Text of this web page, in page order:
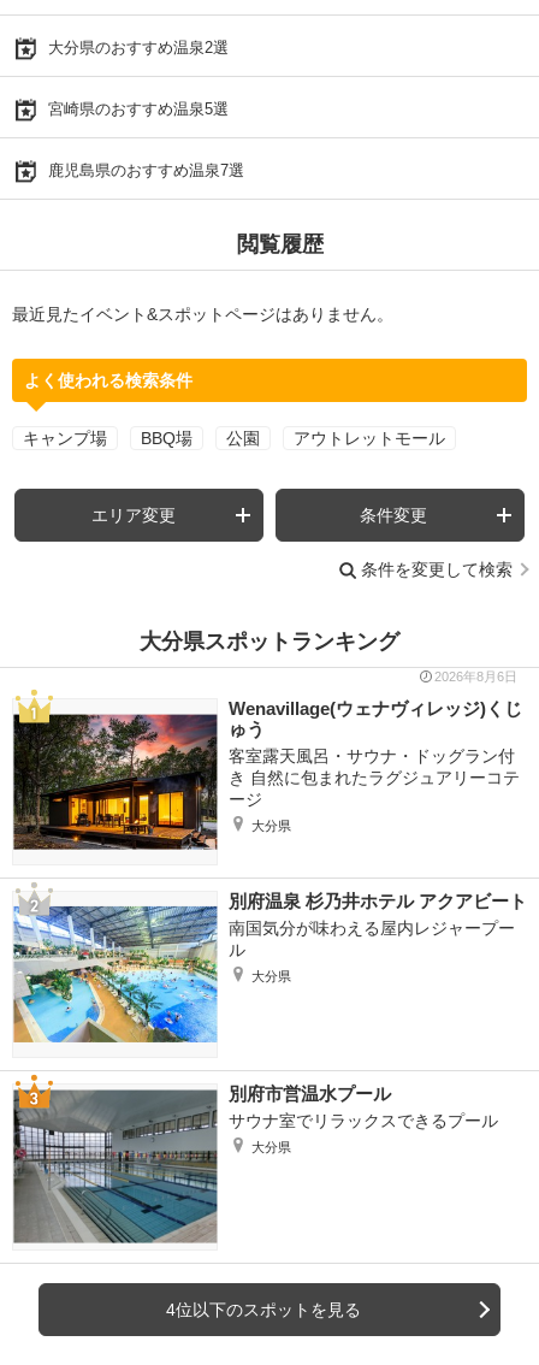
大分県のおすすめ温泉2選
宮崎県のおすすめ温泉5選
鹿児島県のおすすめ温泉7選
閲覧履歴
最近見たイベント&スポットページはありません。
よく使われる検索条件
キャンプ場 BBQ場 公園 アウトレットモール
エリア変更 条件変更
条件を変更して検索
大分県スポットランキング
2026年8月6日
Wenavillage(ウェナヴィレッジ)くじ
ゅう
客室露天風呂・サウナ・ドッグラン付
き 自然に包まれたラグジュアリーコテ
ージ
大分県
別府温泉 杉乃井ホテル アクアビート
南国気分が味わえる屋内レジャープー
ル
大分県
別府市営温水プール
サウナ室でリラックスできるプール
大分県
4位以下のスポットを見る